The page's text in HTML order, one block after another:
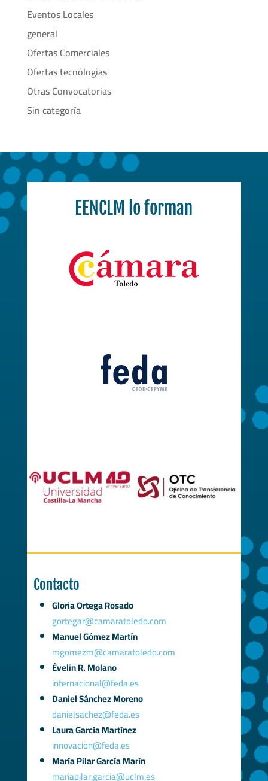
Eventos Locales
general
Ofertas Comerciales
Ofertas tecnólogias
Otras Convocatorias
Sin categoría
EENCLM lo forman
Contacto
Gloria Ortega Rosado
gortegar@camaratoledo.com
Manuel Gómez Martín
mgomezm@camaratoledo.com
Évelin R. Molano
internacional@feda.es
Daniel Sánchez Moreno
danielsachez@feda.es
Laura García Martínez
innovacion@feda.es
María Pilar García Marín
mariapilar.garcia@uclm.es